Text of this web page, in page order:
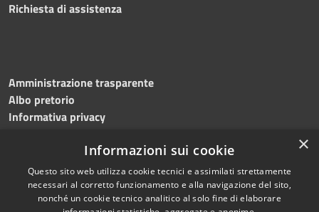
Richiesta di assistenza
Amministrazione trasparente
Albo pretorio
Informativa privacy
Dichiarazione di accessibilità Meccanismo di feedback ×
Informazioni sui cookie
Questo sito web utilizza cookie tecnici e assimilati strettamente
necessari al corretto funzionamento e alla navigazione del sito,
nonché un cookie tecnico analitico al solo fine di elaborare